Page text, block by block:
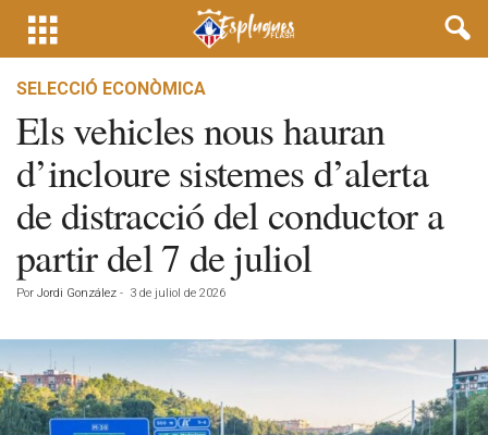
SELECCIÓ ECONÒMICA
Els vehicles nous hauran
d’incloure sistemes d’alerta
de distracció del conductor a
partir del 7 de juliol
Por Jordi González - 3 de juliol de 2026